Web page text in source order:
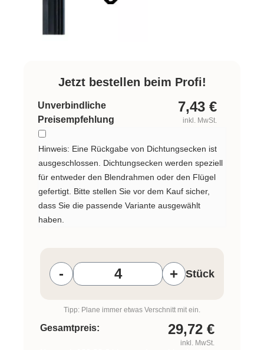
Jetzt bestellen beim Profi!
Unverbindliche
Preisempfehlung
7,43 €
inkl. MwSt.
Hinweis: Eine Rückgabe von Dichtungsecken ist
ausgeschlossen. Dichtungsecken werden speziell
für entweder den Blendrahmen oder den Flügel
gefertigt. Bitte stellen Sie vor dem Kauf sicher,
dass Sie die passende Variante ausgewählt
haben.
- + Stück
Tipp: Plane immer etwas Verschnitt mit ein.
Gesamtpreis: 29,72 €
inkl. MwSt.